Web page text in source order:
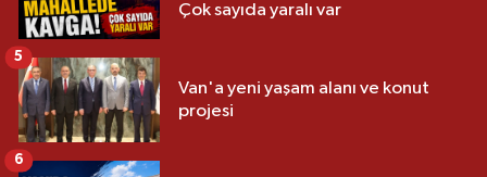
Çok sayıda yaralı var
Van'a yeni yaşam alanı ve konut
projesi
5
6